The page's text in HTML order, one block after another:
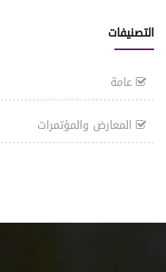
التصنيفات
عامة
المعارض والمؤتمرات